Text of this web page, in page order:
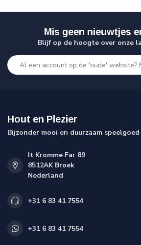
Mis geen nieuwtjes
Blijf op de hoogte over onze
Hout en Plezier
Bijzonder mooi en duurzaam speelgoed
It Kromme Far 89
8512AK Broek
Nederland
+31 6 83 41 7554
+31 6 83 41 7554